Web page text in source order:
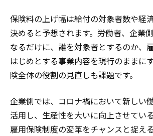
保険料の上げ幅は給付の対象者数や経
決めると予想されます。労働者、企業
なるだけに、誰を対象者とするのか、
はじめとする事業内容を現行のままに
険全体の役割の見直しも課題です。
企業側では、コロナ禍において新しい
活用し、生産性を大いに向上させてい
雇用保険制度の変革をチャンスと捉え